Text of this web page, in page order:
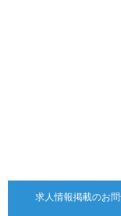
求人情報掲載のお